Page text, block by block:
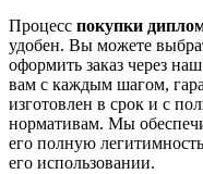
Процесс покупки
удобен. Вы можете
оформить заказ через
вам с каждым шагом,
изготовлен в срок и с
нормативам. Мы
его полную
его использовании.